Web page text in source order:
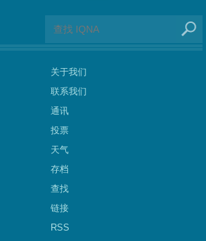
关于我们
联系我们
通讯
投票
天气
存档
查找
链接
RSS